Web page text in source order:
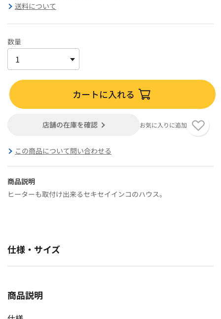
送料について
数量
カートに入れる
店舗の在庫を確認 お気に入りに追加
この商品について問い合わせる
商品説明
ヒーターも取付け出来るセキセイインコのハウス。
仕様・サイズ
商品説明